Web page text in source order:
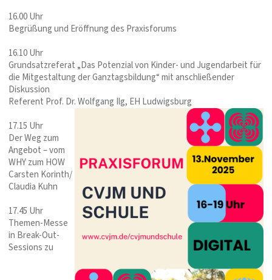
16.00 Uhr
Begrüßung und Eröffnung des Praxisforums
16.10 Uhr
Grundsatzreferat „Das Potenzial von Kinder- und Jugendarbeit für
die Mitgestaltung der Ganztagsbildung“ mit anschließender
Diskussion
Referent Prof. Dr. Wolfgang Ilg, EH Ludwigsburg
17.15 Uhr
Der Weg zum
Angebot – vom
WHY zum HOW
Carsten Korinth/
Claudia Kuhn
17.45 Uhr
Themen-Messe
in Break-Out-
Sessions zu